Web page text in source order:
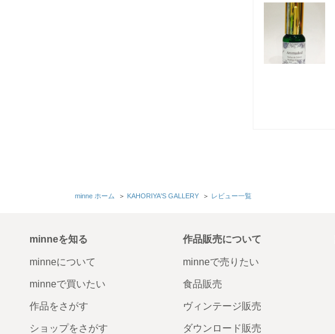
minne ホーム ＞ KAHORIYA'S GALLERY ＞ レビュー一覧
minneを知る
minneについて
minneで買いたい
作品をさがす
ショップをさがす
作品販売について
minneで売りたい
食品販売
ヴィンテージ販売
ダウンロード販売